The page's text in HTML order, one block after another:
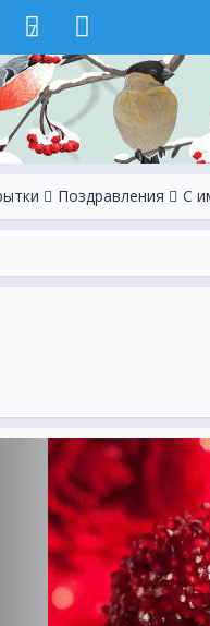
7
Поздравления С